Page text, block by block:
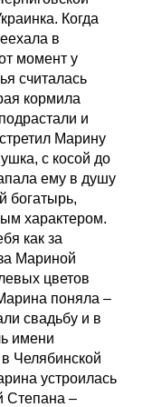
Когда
в
момент у
считалась
кормила
и
Марину
с косой до
ему в душу
богатырь,
характером.
как за
Мариной
цветов
поняла –
свадьбу и в
имени
Челябинской
устроилась
Степана –